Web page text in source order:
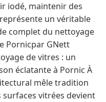
iodé, maintenir des
un véritable
complet du nettoyage
Pornicpar GNett
de vitres : un
éclatante à Pornic À
mêle tradition
vitrées devient